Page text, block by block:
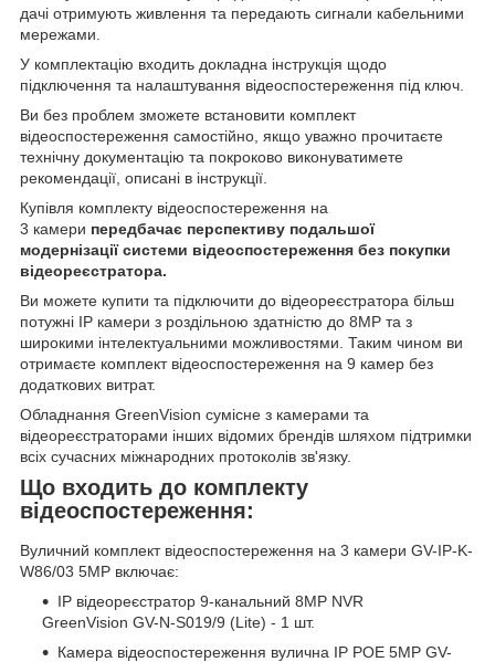
дачі отримують живлення та передають сигнали кабельними
мережами.
У комплектацію входить докладна інструкція щодо
підключення та налаштування відеоспостереження під ключ.
Ви без проблем зможете встановити комплект
відеоспостереження самостійно, якщо уважно прочитаєте
технічну документацію та покроково виконуватимете
рекомендації, описані в інструкції.
Купівля комплекту відеоспостереження на
3 камери передбачає перспективу подальшої
модернізації системи відеоспостереження без покупки
відеореєстратора.
Ви можете купити та підключити до відеореєстратора більш
потужні IP камери з роздільною здатністю до 8МР та з
широкими інтелектуальними можливостями. Таким чином ви
отримаєте комплект відеоспостереження на 9 камер без
додаткових витрат.
Обладнання GreenVision сумісне з камерами та
відеореєстраторами інших відомих брендів шляхом підтримки
всіх сучасних міжнародних протоколів зв'язку.
Що входить до комплекту
відеоспостереження:
Вуличний комплект відеоспостереження на 3 камери GV-IP-K-
W86/03 5MP включає:
IP відеореєстратор 9-канальний 8MP NVR
GreenVision GV-N-S019/9 (Lite) - 1 шт.
Камера відеоспостереження вулична IP POE 5MP GV-